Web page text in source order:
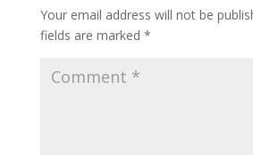
Your email address will not be
fields are marked *